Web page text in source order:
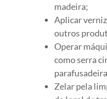
madeira;
Aplicar
outros
Operar
como serra
Zelar pela